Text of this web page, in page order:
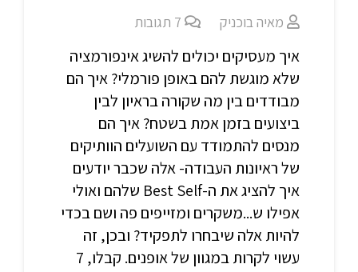
מאיה בוכניק 7 תגובות
איך מעסיקים יכולים להשיג אינפורמציה
שלא מוגשת להם באופן פורמלי? איך הם
מבודדים בין מה שקורה בראיון לבין
ביצועים בזמן אמת בשטח? איך הם
מנסים להתמודד עם השועלים הוותיקים
של ראיונות העבודה- אלה שכבר יודעים
איך להציג את ה-Best Self שלהם ואולי
אפילו ש...משקרים ומזייפים פה ושם בכדי
להיות אלה שיבחרו לתפקיד? ובכן, זה
עשוי לקרות במגוון של אופנים. קבלו, 7